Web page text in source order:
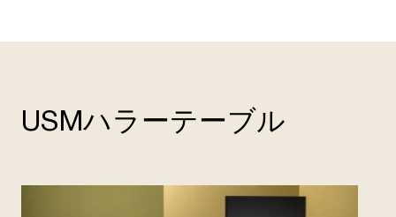
USMハラーテーブル